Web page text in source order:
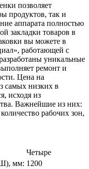
позволяет
продуктов, так и
аппарата полностью
закладки товаров в
вы можете в
работающей с
уникальные
ремонт и
Цена на
самых низких в
исходя из
Важнейшие из них:
рабочих зон,
Четыре
мм: 1200